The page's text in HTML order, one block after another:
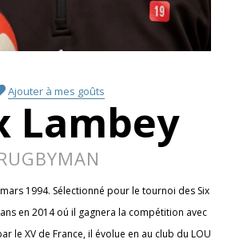
Lambey
Ajouter à mes goûts
1994. Sélectionné pour le tournoi des Six
en 2014 oú il gagnera la compétition avec
le XV de France, il évolue en au club du LOU